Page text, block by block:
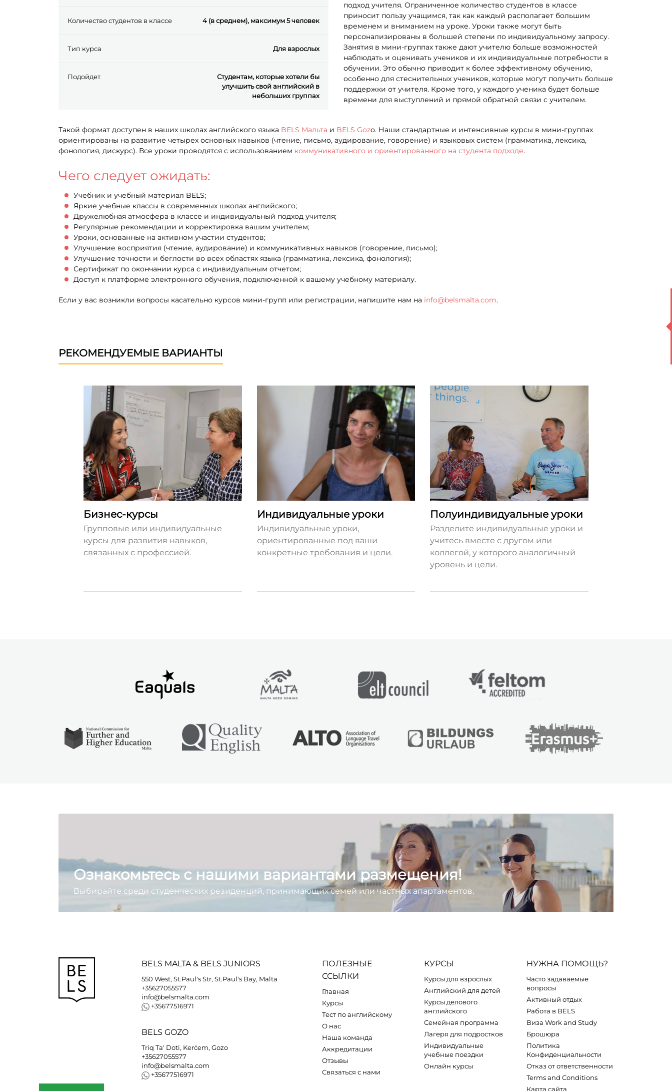
Количество студентов в классе 4 (в среднем), максимум 5 человек
Тип курса Для взрослых
Подойдет
Студентам, которые хотели бы
улучшить свой английский в
небольших группах
подход учителя. Ограниченное количество студентов в классе
приносит пользу учащимся, так как каждый располагает большим
временем и вниманием на уроке. Уроки также могут быть
персонализированы в большей степени по индивидуальному запросу.
Занятия в мини-группах также дают учителю больше возможностей
наблюдать и оценивать учеников и их индивидуальные потребности в
обучении. Это обычно приводит к более эффективному обучению,
особенно для стеснительных учеников, которые могут получить больше
поддержки от учителя. Кроме того, у каждого ученика будет больше
времени для выступлений и прямой обратной связи с учителем.
Такой формат доступен в наших школах английского языка BELS Мальта и BELS Gozo. Наши стандартные и интенсивные курсы в мини-группах
ориентированы на развитие четырех основных навыков (чтение, письмо, аудирование, говорение) и языковых систем (грамматика, лексика,
фонология, дискурс). Все уроки проводятся с использованием коммуникативного и ориентированного на студента подходе.
Чего следует ожидать:
Учебник и учебный материал BELS;
Яркие учебные классы в современных школах английского;
Дружелюбная атмосфера в классе и индивидуальный подход учителя;
Регулярные рекомендации и корректировка вашим учителем;
Уроки, основанные на активном участии студентов;
Улучшение восприятия (чтение, аудирование) и коммуникативных навыков (говорение, письмо);
Улучшение точности и беглости во всех областях языка (грамматика, лексика, фонология);
Сертификат по окончании курса с индивидуальным отчетом;
Доступ к платформе электронного обучения, подключенной к вашему учебному материалу.
Если у вас возникли вопросы касательно курсов мини-групп или регистрации, напишите нам на info@belsmalta.com.
РЕКОМЕНДУЕМЫЕ ВАРИАНТЫ
Бизнес-курсы
Групповые или индивидуальные
курсы для развития навыков,
связанных с профессией.
Индивидуальные уроки
Индивидуальные уроки,
ориентированные под ваши
конкретные требования и цели.
Полуиндивидуальные уроки
Разделите индивидуальные уроки и
учитесь вместе с другом или
коллегой, у которого аналогичный
уровень и цели.
Ознакомьтесь с нашими вариантами размещения!
Выбирайте среди студенческих резиденций, принимающих семей или частных апартаментов.
BELS MALTA& BELS JUNIORS
550 West, St.Paul's Str, St.Paul's Bay, Malta
+35627055577
info@belsmalta.com
+35677516971
BELS GOZO
Triq Ta' Doti, Kerċem, Gozo
+35627055577
info@belsmalta.com
+35677516971
ПОЛЕЗНЫЕ
ССЫЛКИ
Главная
Курсы
Тест по английскому
О нас
Наша команда
Аккредитации
Отзывы
Связаться с нами
КУРСЫ
Курсы для взрослых
Английский для детей
Курсы делового
английского
Семейная программа
Лагеря для подростков
Индивидуальные
учебные поездки
Онлайн курсы
НУЖНА ПОМОЩЬ?
Часто задаваемые
вопросы
Активный отдых
Работа в BELS
Виза Work and Study
Брошюра
Политика
Конфиденциальности
Отказ от ответственности
Terms and Conditions
Карта сайта